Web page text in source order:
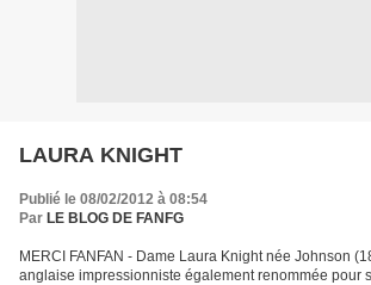
LAURA KNIGHT
Publié le 08/02/2012 à 08:54
Par LE BLOG DE FANFG
MERCI FANFAN - Dame Laura Knight née Johnson
anglaise impressionniste également renommée pour